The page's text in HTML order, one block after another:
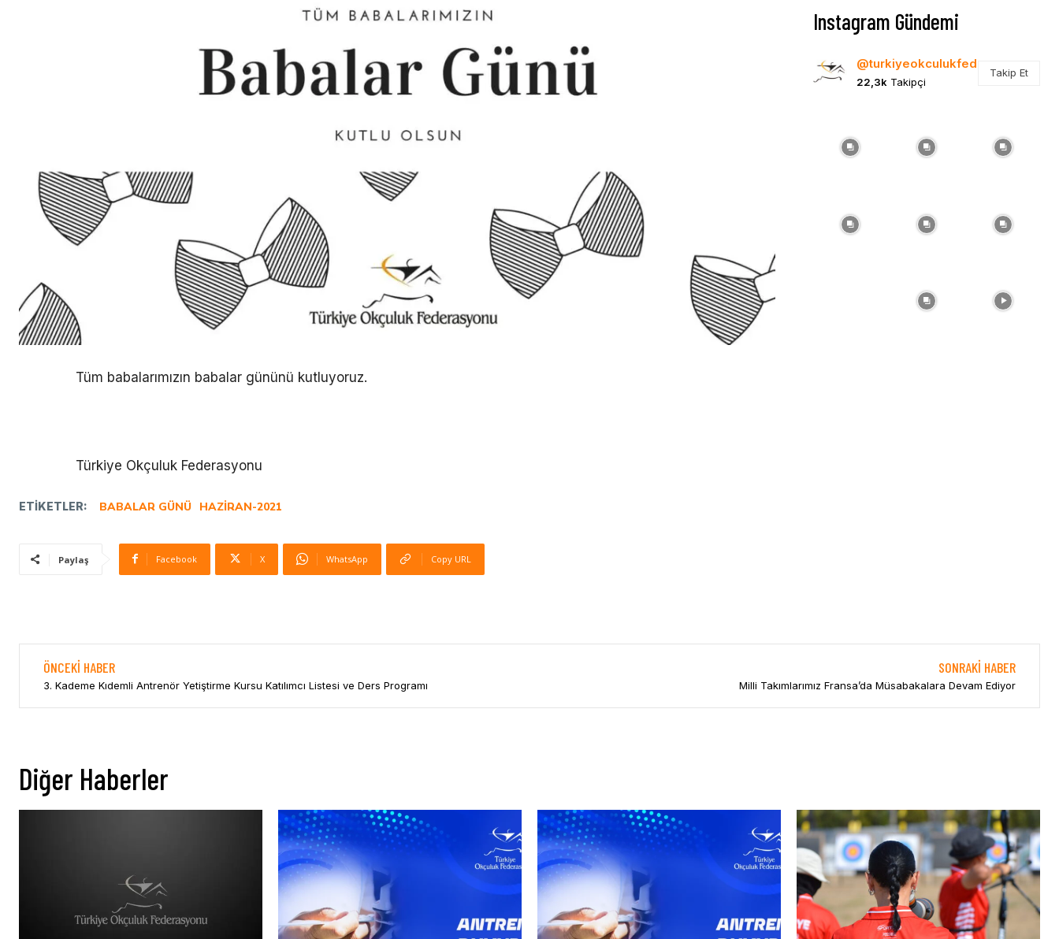
Tüm babalarımızın babalar gününü kutluyoruz.
Türkiye Okçuluk Federasyonu
ETIKETLER: BABALAR GÜNÜ HAZIRAN-2021
Paylaş Facebook X WhatsApp Copy URL
Instagram Gündemi
@turkiyeokculukfed
22,3k Takipçi
Takip Et
ÖNCEKI HABER
3. Kademe Kıdemli Antrenör Yetiştirme Kursu Katılımcı Listesi ve Ders Programı
SONRAKI HABER
Milli Takımlarımız Fransa’da Müsabakalara Devam Ediyor
Diğer Haberler